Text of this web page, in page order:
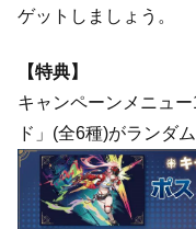
ゲットしましょう。
【特典】
キャンペーンメニュ
ド」(全6種)がランダ